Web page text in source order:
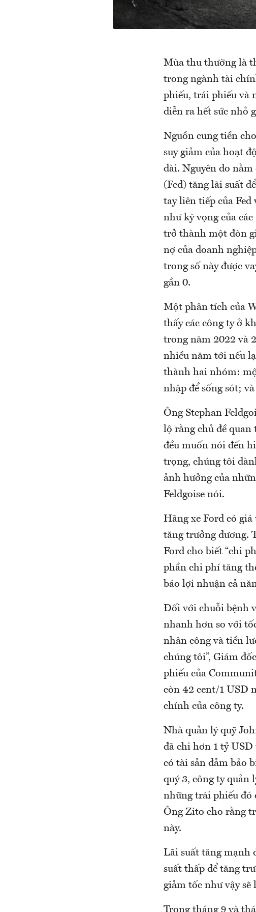
Mùa thu thường là
trong ngành tài
phiếu, trái phiếu và
diễn ra hết sức nhỏ
Nguồn cung tiền
suy giảm của hoạt
dài. Nguyên do
(Fed) tăng lãi suất
tay liên tiếp của
như kỳ vọng của
trở thành một đòn
nợ của doanh
trong số này được
gần 0.
Một phân tích của
thấy các công ty ở
trong năm 2022 và
nhiều năm tới nếu
thành hai nhóm:
nhập để sống sót;
Ông Stephan
lộ rằng chủ đề
đều muốn nói đến
trọng, chúng tôi
ảnh hưởng của
Feldgoise nói.
Hãng xe Ford có
tăng trưởng dương.
Ford cho biết “chi
phần chi phí tăng
báo lợi nhuận cả
Đối với chuỗi bệnh
nhanh hơn so với
nhân công và tiền
chúng tôi”, Giám
phiếu của
còn 42 cent/1 USD
chính của công ty.
Nhà quản lý quỹ
đã chi hơn 1 tỷ
có tài sản đảm bảo
quý 3, công ty quản
những trái phiếu đó
Ông Zito cho rằng
này.
Lãi suất tăng mạnh
suất thấp để tăng
giảm tốc như vậy sẽ
Trong tháng 9 và